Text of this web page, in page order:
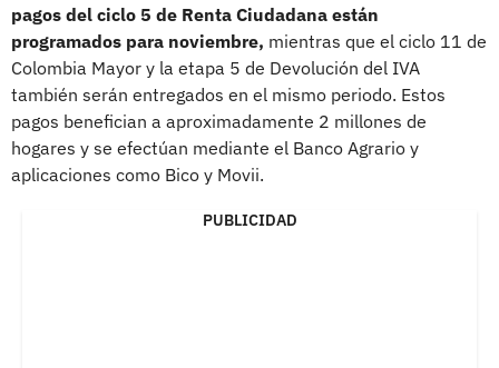
pagos del ciclo 5 de Renta Ciudadana están
programados para noviembre, mientras que el ciclo 11 de
Colombia Mayor y la etapa 5 de Devolución del IVA
también serán entregados en el mismo periodo. Estos
pagos benefician a aproximadamente 2 millones de
hogares y se efectúan mediante el Banco Agrario y
aplicaciones como Bico y Movii.
PUBLICIDAD